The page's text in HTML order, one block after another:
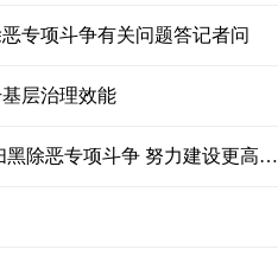
专项斗争有关问题答记者问
层治理效能
陈文清在全国扫黑除恶专项斗争视频会议上强调 扎实开展深化扫黑除恶专项斗争 努力建设更高水平的平安中国